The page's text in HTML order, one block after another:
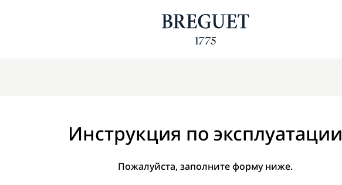
Инструкция по эксплуатации
Пожалуйста, заполните форму ниже.